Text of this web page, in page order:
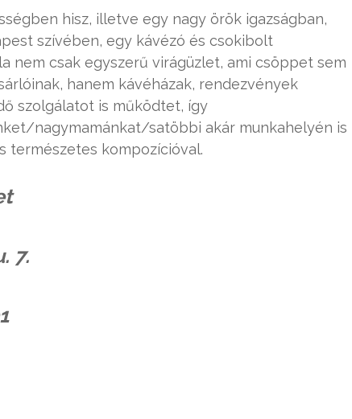
hisz, illetve egy nagy örök igazságban,
szívében, egy kávézó és csokibolt
nem csak egyszerű virágüzlet, ami csöppet sem
hanem kávéházak, rendezvények
szolgálatot is működtet, így
nagymamánkat/satöbbi akár munkahelyén is
természetes kompozícióval.
7.